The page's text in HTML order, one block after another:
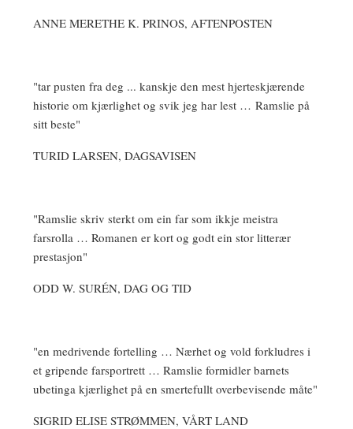
ANNE MERETHE K. PRINOS, AFTENPOSTEN
"tar pusten fra deg ... kanskje den mest hjerteskjærende
historie om kjærlighet og svik jeg har lest … Ramslie på
sitt beste"
TURID LARSEN, DAGSAVISEN
"Ramslie skriv sterkt om ein far som ikkje meistra
farsrolla … Romanen er kort og godt ein stor litterær
prestasjon"
ODD W. SURÉN, DAG OG TID
"en medrivende fortelling … Nærhet og vold forkludres i
et gripende farsportrett … Ramslie formidler barnets
ubetinga kjærlighet på en smertefullt overbevisende måte"
SIGRID ELISE STRØMMEN, VÅRT LAND